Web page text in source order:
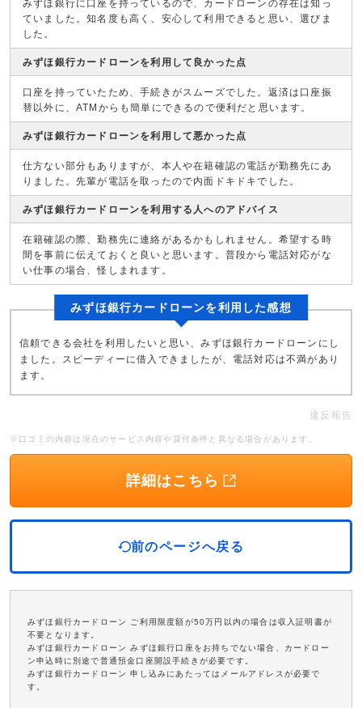
みずほ銀行に口座を持っているので、カードローンの存在は知っ
ていました。知名度も高く、安心して利用できると思い、選びま
した。
みずほ銀行カードローンを利用して良かった点
口座を持っていたため、手続きがスムーズでした。返済は口座振
替以外に、ATMからも簡単にできるので便利だと思います。
みずほ銀行カードローンを利用して悪かった点
仕方ない部分もありますが、本人や在籍確認の電話が勤務先にあ
りました。先輩が電話を取ったので内面ドキドキでした。
みずほ銀行カードローンを利用する人へのアドバイス
在籍確認の際、勤務先に連絡があるかもしれません。希望する時
間を事前に伝えておくと良いと思います。普段から電話対応がな
い仕事の場合、怪しまれます。
みずほ銀行カードローンを利用した感想
信頼できる会社を利用したいと思い、みずほ銀行カードローンにし
ました。スピーディーに借入できましたが、電話対応は不満があり
ます。
違反報告
※口コミの内容は現在のサービス内容や貸付条件と異なる場合があります。
詳細はこちら
前のページへ戻る
みずほ銀行カードローン ご利用限度額が50万円以内の場合は収入証明書が
不要となります。
みずほ銀行カードローン みずほ銀行口座をお持ちでない場合、カードロー
ン申込時に別途で普通預金口座開設手続きが必要です。
みずほ銀行カードローン 申し込みにあたってはメールアドレスが必要で
す。